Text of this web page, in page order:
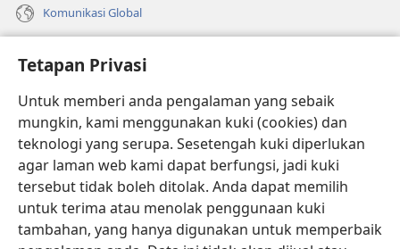
Tetapan Privasi
Untuk memberi anda pengalaman yang sebaik
mungkin, kami menggunakan kuki (cookies) dan
teknologi yang serupa. Sesetengah kuki diperlukan
agar laman web kami dapat berfungsi, jadi kuki
tersebut tidak boleh ditolak. Anda dapat memilih
untuk terima atau menolak penggunaan kuki
tambahan, yang hanya digunakan untuk memperbaik
Komunikasi Global
(membuka
tetingkap
baharu)PERPUSTAKAAN DALAM TALIAN Watchtower
(membuka
tetingkap
baharu)JW Hub
(membuka
tetingkap
baharu)
®